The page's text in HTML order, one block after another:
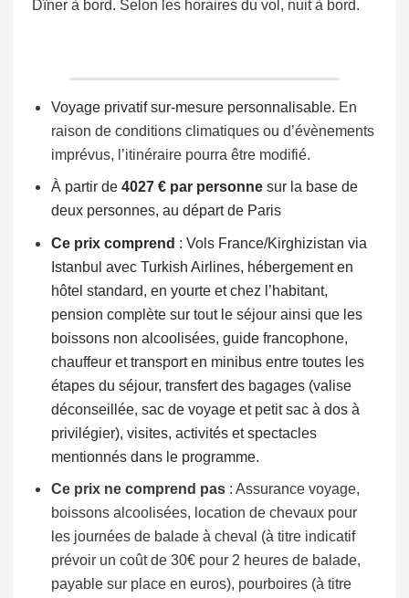
Dîner à bord. Selon les horaires du vol, nuit à bord.
Voyage privatif sur-mesure personnalisable. En
raison de conditions climatiques ou d’évènements
imprévus, l’itinéraire pourra être modifié.
À partir de 4027 € par personnesur la base de
deux personnes, au départ de Paris
Ce prix comprend : Vols France/Kirghizistan via
Istanbul avec Turkish Airlines, hébergement en
hôtel standard, en yourte et chez l’habitant,
pension complète sur tout le séjour ainsi que les
boissons non alcoolisées, guide francophone,
chauffeur et transport en minibus entre toutes les
étapes du séjour, transfert des bagages (valise
déconseillée, sac de voyage et petit sac à dos à
privilégier), visites, activités et spectacles
mentionnés dans le programme.
Ce prix ne comprend pas: Assurance voyage,
boissons alcoolisées, location de chevaux pour
les journées de balade à cheval (à titre indicatif
prévoir un coût de 30€ pour 2 heures de balade,
payable sur place en euros), pourboires (à titre